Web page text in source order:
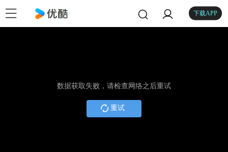
下载APP
数据获取失败，请检查网络之后重试
重试